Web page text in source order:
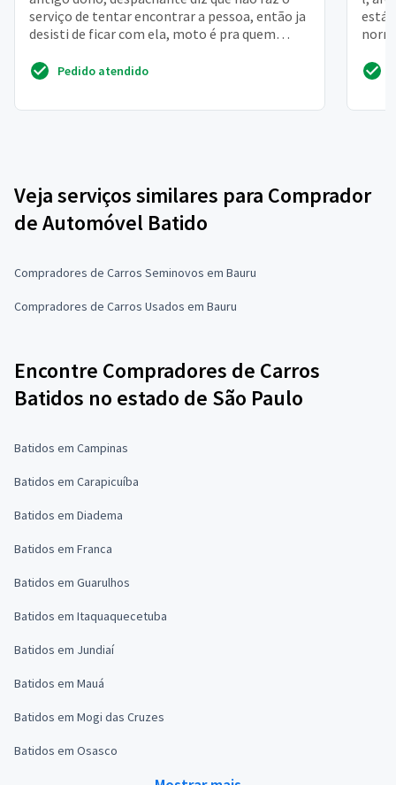
serviço de tentar encontrar a pessoa, então ja
desisti de ficar com ela, moto é pra quem
Pedido atendido
está
Veja serviços similares para Comprador
de Automóvel Batido
Compradores de Carros Seminovos em Bauru
Compradores de Carros Usados em Bauru
Encontre Compradores de Carros
Batidos no estado de São Paulo
Batidos em Campinas
Batidos em Carapicuíba
Batidos em Diadema
Batidos em Franca
Batidos em Guarulhos
Batidos em Itaquaquecetuba
Batidos em Jundiaí
Batidos em Mauá
Batidos em Mogi das Cruzes
Batidos em Osasco